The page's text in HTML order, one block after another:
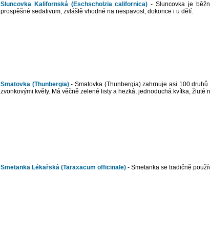
Sluncovka Kalifornská (Eschscholzia californica) - Sluncovka je
prospěšné sedativum, zvláště vhodné na nespavost, dokonce i u dětí.
Smatovka (Thunbergia)- Smatovka (Thunbergia) zahrnuje asi 100
zvonkovými květy. Má věčně zelené listy a hezká, jednoduchá kvítka, žluté
Smetanka Lékařská (Taraxacum officinale) - Smetanka se tradičně